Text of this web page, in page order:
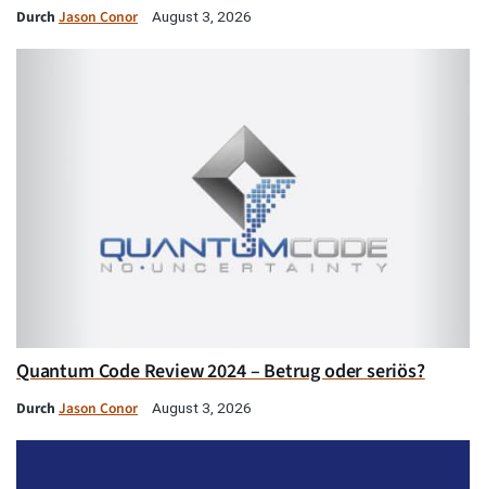
Durch Jason Conor August 3, 2026
Quantum Code Review 2024 – Betrug oder seriös?
Durch Jason Conor August 3, 2026